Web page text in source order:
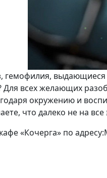
гемофилия,
Для всех желающих
окружению и
что далеко не на
«Кочерга» по